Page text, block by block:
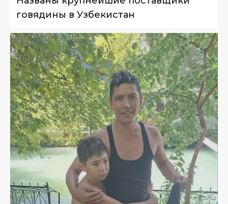
говядины в Узбекистан